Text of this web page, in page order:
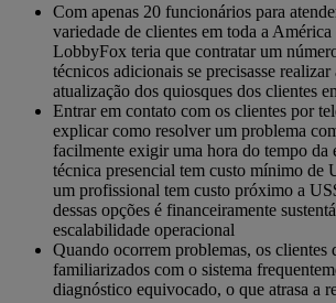
Com apenas 20 funcionários para
variedade de clientes em toda a
LobbyFox teria que contratar um
técnicos adicionais se precisasse realizar
atualização dos quiosques dos clientes
Entrar em contato com os clientes por
explicar como resolver um problema
facilmente exigir uma hora do tempo da
técnica presencial tem custo mínimo de
um profissional tem custo próximo a
dessas opções é financeiramente
escalabilidade operacional
Quando ocorrem problemas, os clientes
familiarizados com o sistema
diagnóstico equivocado, o que atrasa a